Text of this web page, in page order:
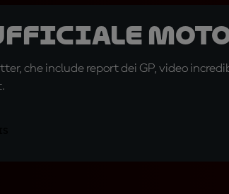
che include report dei GP, video